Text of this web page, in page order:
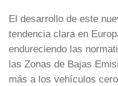
El desarrollo de este
tendencia clara en
endureciendo las
las Zonas de Bajas
más a los vehículos